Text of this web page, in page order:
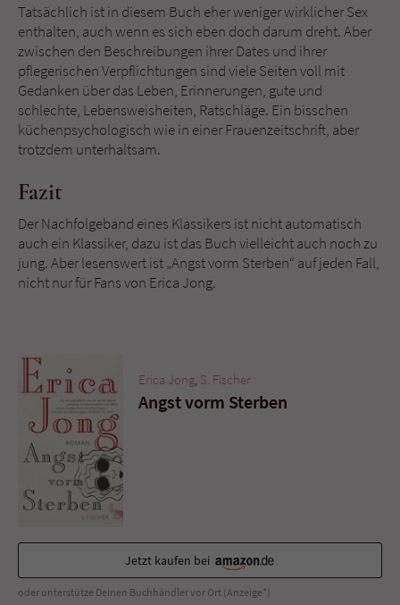
Tatsächlich ist in diesem Buch eher weniger wirklicher Sex
enthalten, auch wenn es sich eben doch darum dreht. Aber
zwischen den Beschreibungen ihrer Dates und ihrer
pflegerischen Verpflichtungen sind viele Seiten voll mit
Gedanken über das Leben, Erinnerungen, gute und
schlechte, Lebensweisheiten, Ratschläge. Ein bisschen
küchenpsychologisch wie in einer Frauenzeitschrift, aber
trotzdem unterhaltsam.
Fazit
Der Nachfolgeband eines Klassikers ist nicht automatisch
auch ein Klassiker, dazu ist das Buch vielleicht auch noch zu
jung. Aber lesenswert ist „Angst vorm Sterben“ auf jeden Fall,
nicht nur für Fans von Erica Jong.
Erica Jong, S. Fischer
Angst vorm Sterben
Jetzt kaufen bei
oder unterstütze Deinen Buchhändler vor Ort (Anzeige*)